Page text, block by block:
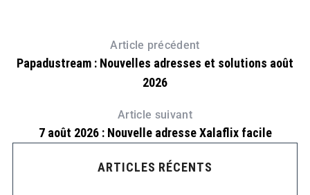
Article précédent
Papadustream : Nouvelles adresses et solutions août
2026
Article suivant
7 août 2026 : Nouvelle adresse Xalaflix facile
ARTICLES RÉCENTS